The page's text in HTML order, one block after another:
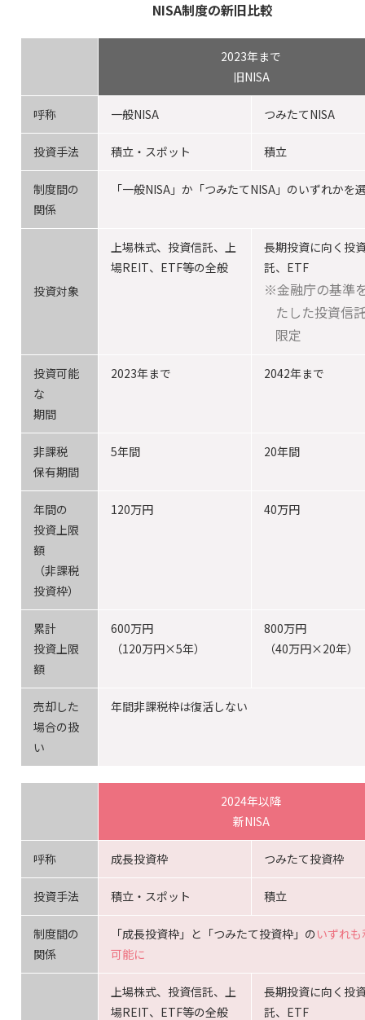
NISA制度の新旧比較
2023年まで
旧NISA
呼称 一般NISA つみたてNISA
投資手法 積立・スポット 積立
制度間の
関係
「一般NISA」か「つみたてNISA」のいずれかを
投資対象
上場株式、投資信託、上
場REIT、ETF等の全般
長期投資に向く投
託、ETF
※金融庁の基準
たした投資信
限定
投資可能
な
期間
2023年まで 2042年まで
非課税
保有期間
5年間 20年間
年間の
投資上限
額
（非課税
投資枠）
120万円 40万円
累計
投資上限
額
600万円
（120万円×5年）
800万円
（40万円×20年）
売却した
場合の扱
い
年間非課税枠は復活しない
2024年以降
新NISA
呼称 成長投資枠 つみたて投資枠
投資手法 積立・スポット 積立
制度間の
関係
「成長投資枠」と「つみたて投資枠」の いずれ
可能に
上場株式、投資信託、上
場REIT、ETF等の全般
長期投資に向く投
託、ETF